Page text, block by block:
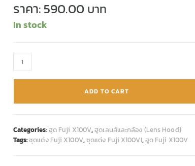
ราคา:590.00
In stock
ADD TO CART
Categories:ฮูด Fuji X100V,ฮูดเลนส์และกล้อง (Lens Hood)
Tags:ชุดแต่ง Fuji X100V,ชุดแต่ง Fuji X100VI,ฮูด Fuji X100V